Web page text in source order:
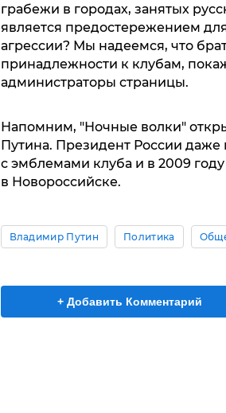
грабежи в городах, занятых
является предостережением
агрессии? Мы надеемся, что
принадлежности к клубам,
администраторы страницы.
Напомним, "Ночные волки"
Путина. Президент России даже
с эмблемами клуба и в 2009
в Новороссийске.
Владимир Путин Политика
+ Добавить Комментарий